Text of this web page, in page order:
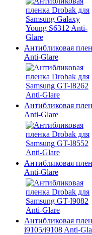
Антибликовая
Anti-Glare
Антибликовая
Anti-Glare
Антибликовая
Anti-Glare
Антибликовая
i9105/i9108 Anti-